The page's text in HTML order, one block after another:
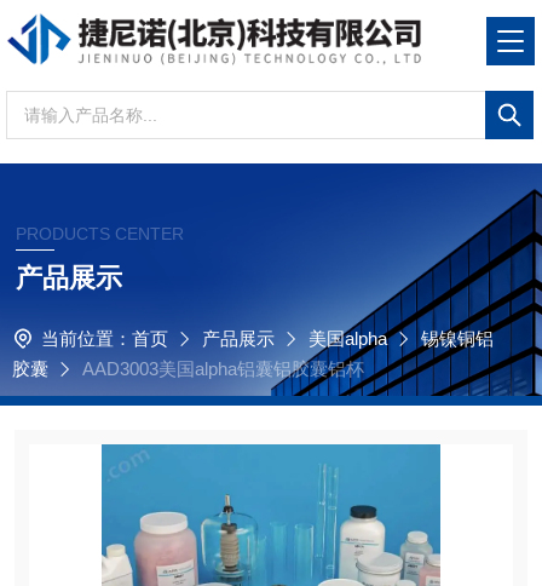
PRODUCTS CENTER
产品展示
当前位置： 首页 产品展示 美国alpha
锡镍铜铝
胶囊
AAD3003美国alpha铝囊铝胶囊铝杯